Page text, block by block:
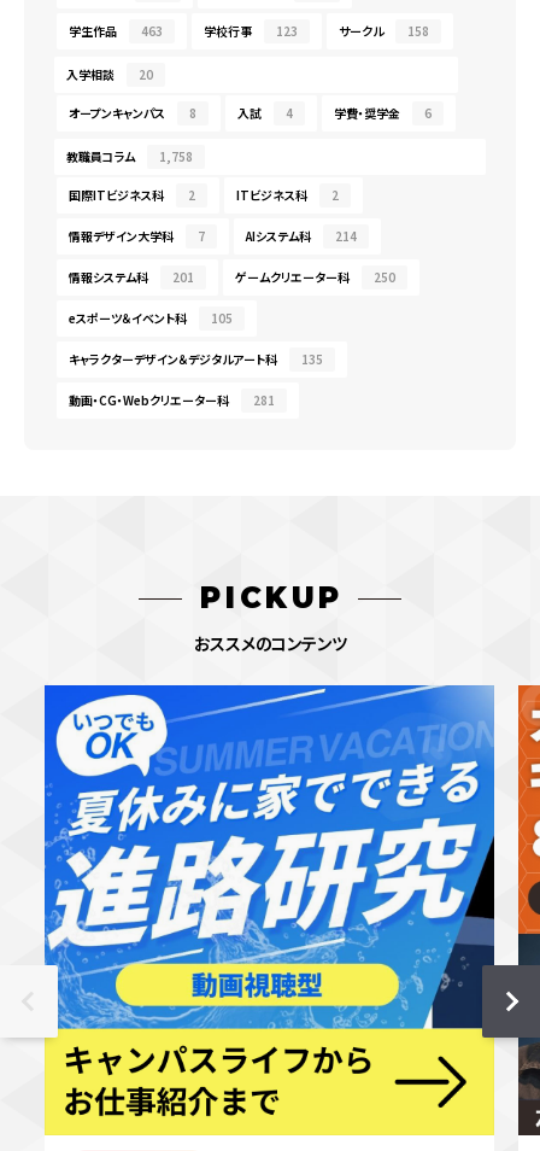
学生作品 463 学校行事 123 サークル 158
入学相談 20
オープンキャンパス 8 入試 4 学費・奨学金 6
教職員コラム 1,758
国際ITビジネス科 2 ITビジネス科 2
情報デザイン大学科 7 AIシステム科 214
情報システム科 201 ゲームクリエーター科 250
eスポーツ＆イベント科 105
キャラクターデザイン＆デジタルアート科 135
動画・CG・Webクリエーター科 281
PICKUP
おススメのコンテンツ